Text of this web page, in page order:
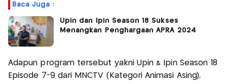
Baca Juga :
Upin dan Ipin Season 18 Sukses
Menangkan Penghargaan APRA 2024
Adapun program tersebut yakni Upin & Ipin Season 18
Episode 7-9 dari MNCTV (Kategori Animasi Asing),